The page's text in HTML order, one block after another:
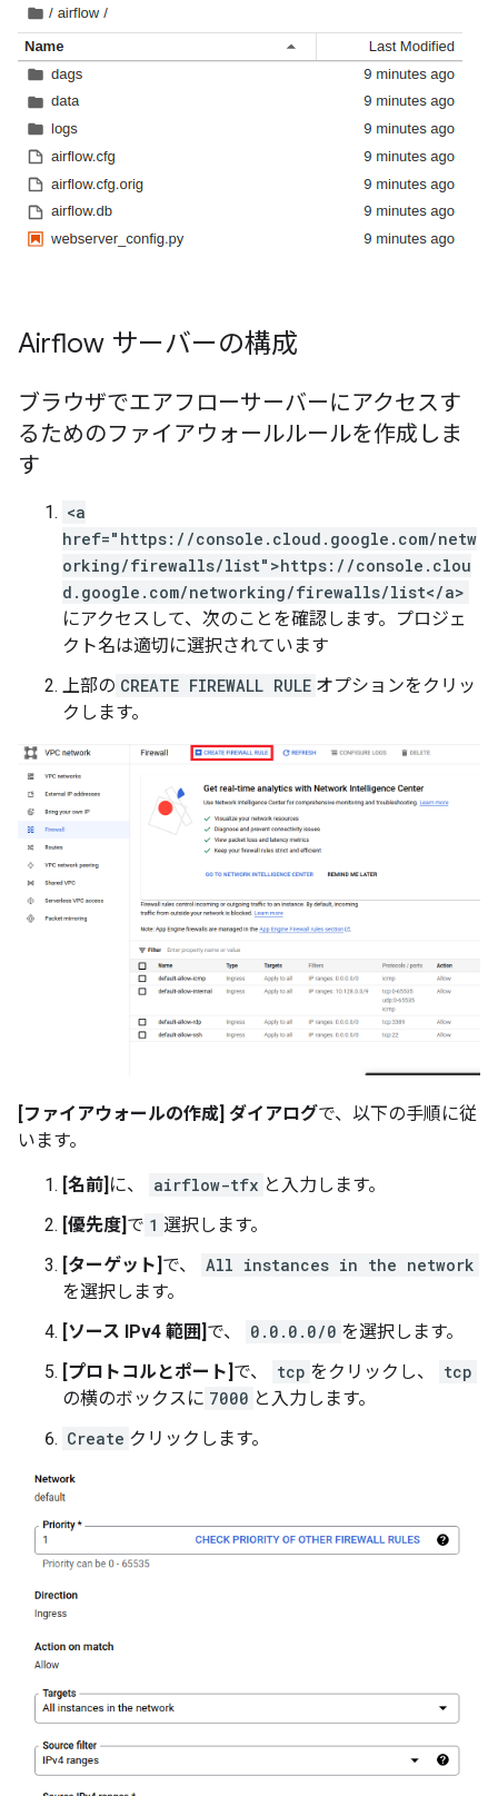
Airflow サーバーの構成
ブラウザでエアフローサーバーにアクセスす
るためのファイアウォールルールを作成しま
す
<a
href="https://console.cloud.google.com/netw
orking/firewalls/list">https://console.clou
d.google.com/networking/firewalls/list</a>
にアクセスして、次のことを確認します。プロジェ
クト名は適切に選択されています
上部の CREATE FIREWALL RULE オプションをクリッ
クします。
[ファイアウォールの作成] ダイアログで、以下の手順に従
います。
[名前] に、 airflow-tfx と入力します。
[優先度] で 1 選択します。
[ターゲット] で、
All instances in the network
を選択します。
[ソース IPv4 範囲] で、 0.0.0.0/0 を選択します。
[プロトコルとポート] で、 tcp をクリックし、
tcp
の横のボックスに 7000 と入力します。
Create クリックします。